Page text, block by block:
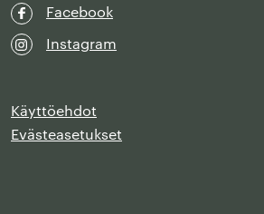
Facebook
Instagram
Käyttöehdot
Evästeasetukset